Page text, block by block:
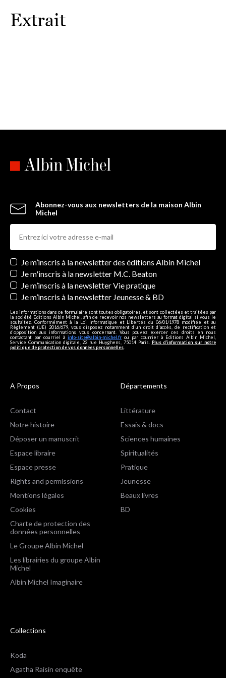
Extrait
Abonnez-vous aux newsletters de la maison Albin
Michel
Newsletters
Je m’inscris à la newsletter des éditions Albin Michel
Je m'inscris à la newsletter M.C. Beaton
Je m’inscris à la newsletter Vie pratique
Je m’inscris à la newsletter Jeunesse & BD
Les informations dans ce formulaire sont toutes obligatoires, et sont collectées et traitées par
la société Editions Albin Michel, afin de recevoir nos newsletters au format digital si vous le
souhaitez. Conformément à la Loi Informatique et Libertés du 06/01/1978 modifiée et au
Règlement (UE) 2016/679, vous disposez notamment d'un droit d'accès, de rectification et
d’opposition aux informations vous concernant. Vous pouvez exercer ces droits en nous
contactant par courriel à info-site@albin-michel.fr ou par courrier à Editions Albin Michel,
Service Communication digitale, 22 rue Huyghens, 75014 Paris. Plus d’information sur notre
politique de protection de vos données personnelles
A Propos
Contact
Notre histoire
Déposer un manuscrit
Espace libraire
Espace presse
Rights and permissions
Mentions légales
Cookies
Charte de protection des
données personnelles
Le Groupe Albin Michel
Les librairies du groupe Albin
Michel
Albin Michel Imaginaire
Départements
Littérature
Essais & docs
Sciences humaines
Spiritualités
Pratique
Jeunesse
Beaux livres
BD
Collections
Koda
Agatha Raisin enquête